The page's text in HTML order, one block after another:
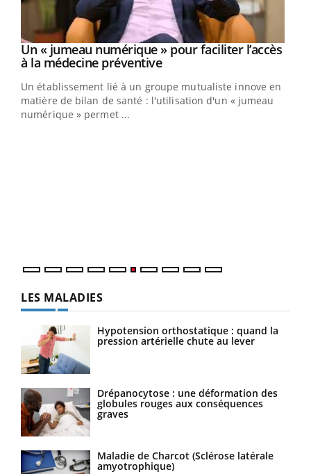
Youtube
Un « jumeau numérique » pour faciliter l’accès
à la médecine préventiveYoutube
Un établissement lié à un groupe mutualiste innove en
matière de bilan de santé : l'utilisation d'un « jumeau
numérique » permet ...
LES MALADIES
Hypotension orthostatique : quand la
pression artérielle chute au lever
Drépanocytose : une déformation des
globules rouges aux conséquences
graves
Maladie de Charcot (Sclérose latérale
amyotrophique)